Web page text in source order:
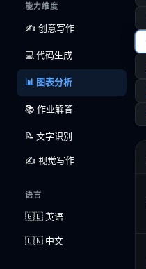
能力维度
✍️ 创意写作
💻 代码生成
📊 图表分析
📚 作业解答
📝 文字识别
✍️ 视觉写作
语言
🇬🇧 英语
🇨🇳 中文